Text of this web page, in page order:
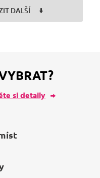
DALŠÍ
si detaily